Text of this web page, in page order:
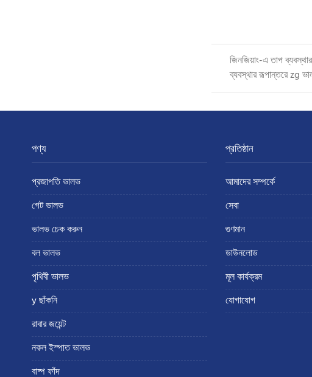
জিনজিয়াং-এ তাপ
ব্যবস্থার রূপান্তরে zg
পণ্য
প্রজাপতি ভালভ
গেট ভালভ
ভালভ চেক করুন
বল ভালভ
পৃথিবী ভালভ
y ছাঁকনি
রাবার জয়েন্ট
নকল ইস্পাত ভালভ
বাষ্প ফাঁদ
প্রতিষ্ঠান
আমাদের সম্পর্কে
সেবা
গুণমান
ডাউনলোড
মূল কার্যক্রম
যোগাযোগ